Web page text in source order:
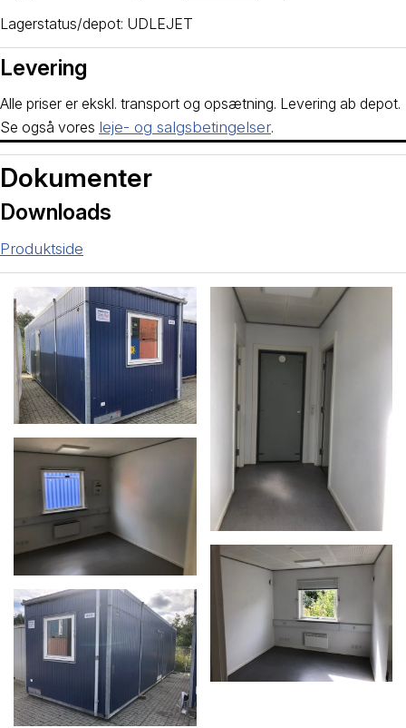
Lagerstatus/depot: UDLEJET
Levering
Alle priser er ekskl. transport og opsætning. Levering ab depot.
Se også vores leje- og salgsbetingelser.
Dokumenter
Downloads
Produktside